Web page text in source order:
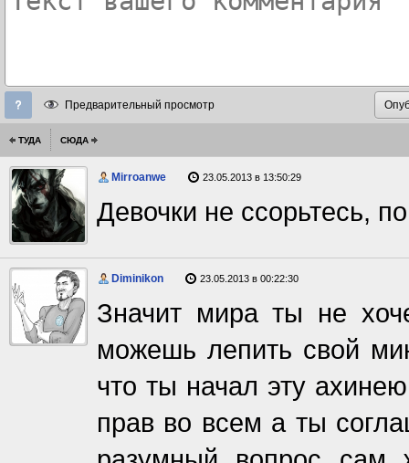
Предварительный просмотр
ТУДА СЮДА
Mirroanwe 23.05.2013 в 13:50:29
Девочки не ссорьтесь,
Diminikon 23.05.2013 в 00:22:30
Значит мира ты не
можешь лепить свой
что ты начал эту
прав во всем а ты